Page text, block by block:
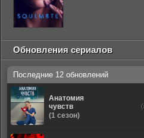
Обновления сериалов
Последние 12 обновлений
Анатомия
чувств
(1 сезон)